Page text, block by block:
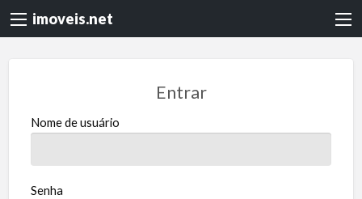
imoveis.net
Entrar
Nome de usuário
Senha